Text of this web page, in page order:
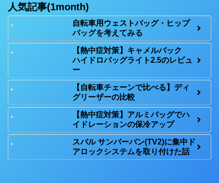
人気記事(1month)
自転車用ウェストバッグ・ヒップ
バッグを考えてみる
【熱中症対策】キャメルバック
ハイドロバッグライト2.5のレビュ
ー
【自転車チェーンで比べる】ディ
グリーザーの比較
【熱中症対策】アルミバッグでハ
イドレーションの保冷アップ
スバル サンバーバン(TV2)に集中ド
アロックシステムを取り付けた話